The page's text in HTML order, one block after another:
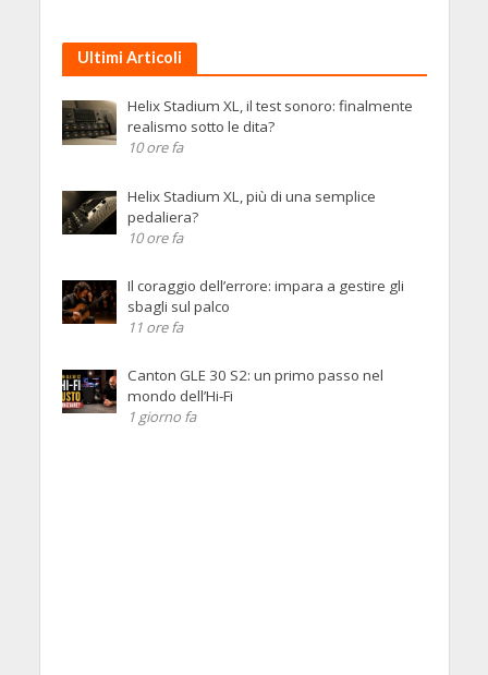
Ultimi Articoli
Helix Stadium XL, il test sonoro: finalmente
realismo sotto le dita?
10 ore fa
Helix Stadium XL, più di una semplice
pedaliera?
10 ore fa
Il coraggio dell’errore: impara a gestire gli
sbagli sul palco
11 ore fa
Canton GLE 30 S2: un primo passo nel
mondo dell’Hi-Fi
1 giorno fa